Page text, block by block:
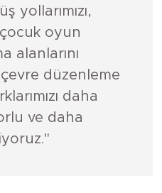
yollarımızı,
oyun
alanlarını
düzenleme
daha
ve daha